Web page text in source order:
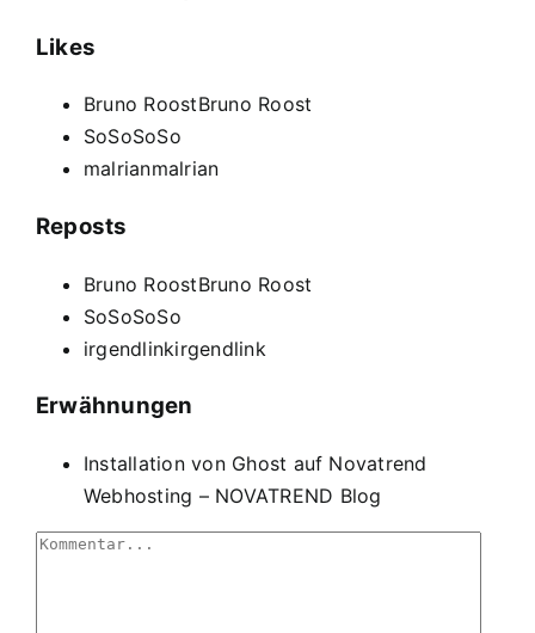
Likes
Bruno RoostBruno Roost
SoSoSoSo
malrianmalrian
Reposts
Bruno RoostBruno Roost
SoSoSoSo
irgendlinkirgendlink
Erwähnungen
Installation von Ghost auf Novatrend
Webhosting – NOVATREND Blog
Comment